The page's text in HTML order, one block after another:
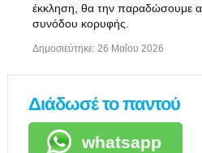
έκκληση, θα την παραδώσουμε
συνόδου κορυφής.
Δημοσιεύτηκε: 26 Μαΐου 2026
Διάδωσέ το παντού
whatsapp